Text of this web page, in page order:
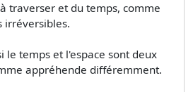
traverser et du temps, comme
irréversibles.
le temps et l'espace sont deux
appréhende différemment.